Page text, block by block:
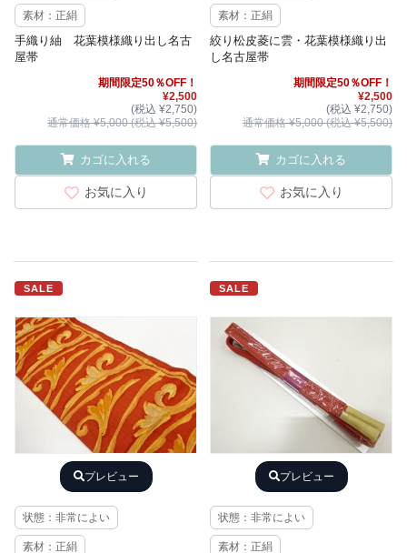
素材：正絹
手織り紬 花葉模様織り出し名古
屋帯
期間限定50％OFF！
¥2,500
(税込 ¥2,750)
通常価格 ¥5,000 (税込 ¥5,500)
カゴに入れる
お気に入り
素材：正絹
絞り松皮菱に雲・花葉模様織り出
し名古屋帯
期間限定50％OFF！
¥2,500
(税込 ¥2,750)
通常価格 ¥5,000 (税込 ¥5,500)
カゴに入れる
お気に入り
SALE
プレビュー
状態：非常によい
素材：正絹
SALE
プレビュー
状態：非常によい
素材：正絹